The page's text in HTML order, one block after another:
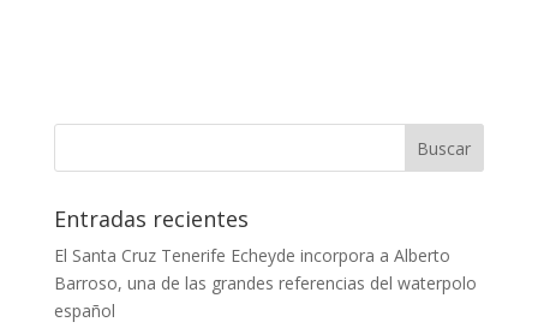
Entradas recientes
El Santa Cruz Tenerife Echeyde incorpora a Alberto
Barroso, una de las grandes referencias del waterpolo
español